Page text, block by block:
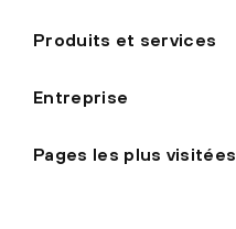
Produits et services
Entreprise
Pages les plus visitées